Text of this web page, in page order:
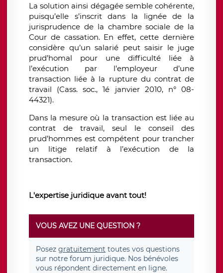
La solution ainsi dégagée semble cohérente,
puisqu’elle s’inscrit dans la lignée de la
jurisprudence de la chambre sociale de la
Cour de cassation. En effet, cette dernière
considère qu’un salarié peut saisir le juge
prud’homal pour une difficulté liée à
l’exécution par l’employeur d’une
transaction liée à la rupture du contrat de
travail (Cass. soc., 1é janvier 2010, n° 08-
44321).
Dans la mesure où la transaction est liée au
contrat de travail, seul le conseil des
prud’hommes est compétent pour trancher
un litige relatif à l’exécution de la
transaction.
L'expertise juridique avant tout!
VOUS AVEZ UNE QUESTION ?
Posez gratuitement toutes vos questions
sur notre forum juridique. Nos bénévoles
vous répondent directement en ligne.